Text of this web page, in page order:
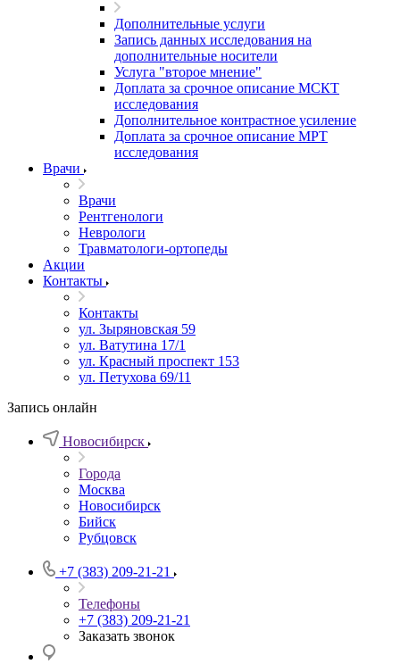
Дополнительные услуги
Запись данных исследования на
дополнительные носители
Услуга "второе мнение"
Доплата за срочное описание МСКТ
исследования
Дополнительное контрастное усиление
Доплата за срочное описание МРТ
исследования
Врачи
Врачи
Рентгенологи
Неврологи
Травматологи-ортопеды
Акции
Контакты
Контакты
ул. Зыряновская 59
ул. Ватутина 17/1
ул. Красный проспект 153
ул. Петухова 69/11
Запись онлайн
Новосибирск
Города
Москва
Новосибирск
Бийск
Рубцовск
+7 (383) 209-21-21
Телефоны
+7 (383) 209-21-21
Заказать звонок